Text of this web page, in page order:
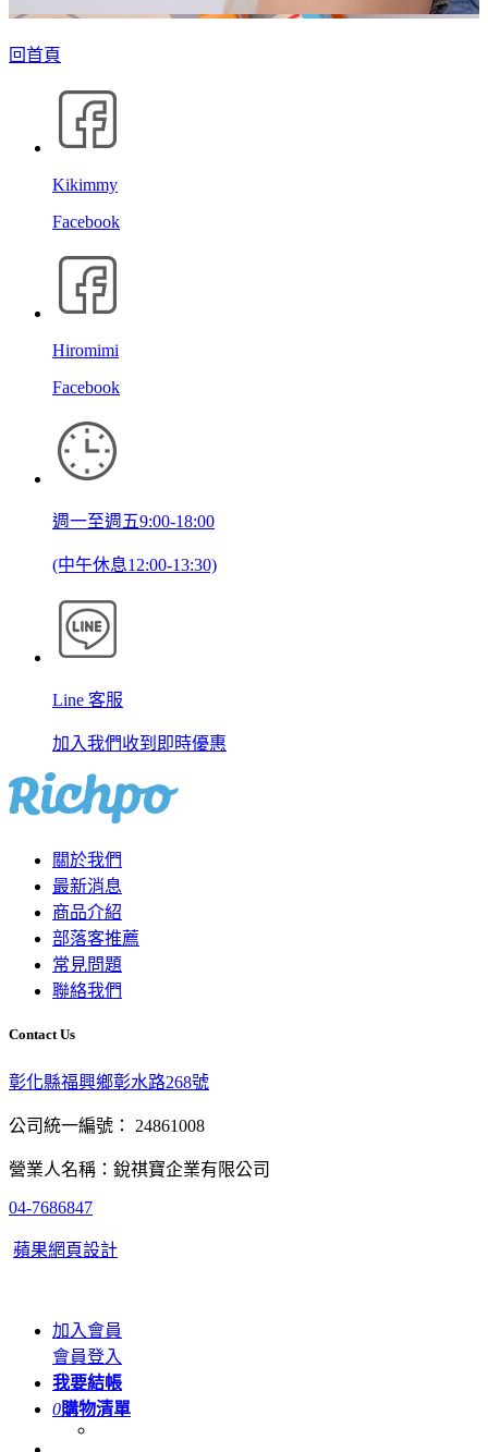
回首頁
Kikimmy
Facebook
Hiromimi
Facebook
週一至週五9:00-18:00
(中午休息12:00-13:30)
Line 客服
加入我們收到即時優惠
關於我們
最新消息
商品介紹
部落客推薦
常見問題
聯絡我們
Contact Us
彰化縣福興鄉彰水路268號
公司統一編號： 24861008
營業人名稱：銳祺寶企業有限公司
04-7686847
蘋果網頁設計
加入會員
會員登入
我要結帳
0購物清單